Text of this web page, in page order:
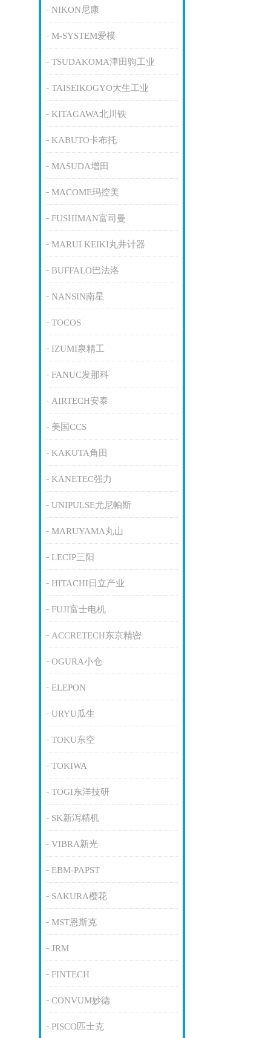
NIKON尼康
M-SYSTEM爱模
TSUDAKOMA津田驹工业
TAISEIKOGYO大生工业
KITAGAWA北川铁
KABUTO卡布托
MASUDA增田
MACOME玛控美
FUSHIMAN富司曼
MARUI KEIKI丸井计器
BUFFALO巴法洛
NANSIN南星
TOCOS
IZUMI泉精工
FANUC发那科
AIRTECH安泰
美国CCS
KAKUTA角田
KANETEC强力
UNIPULSE尤尼帕斯
MARUYAMA丸山
LECIP三阳
HITACHI日立产业
FUJI富士电机
ACCRETECH东京精密
OGURA小仓
ELEPON
URYU瓜生
TOKU东空
TOKIWA
TOGI东洋技研
SK新泻精机
VIBRA新光
EBM-PAPST
SAKURA樱花
MST恩斯克
JRM
FINTECH
CONVUM妙德
PISCO匹士克